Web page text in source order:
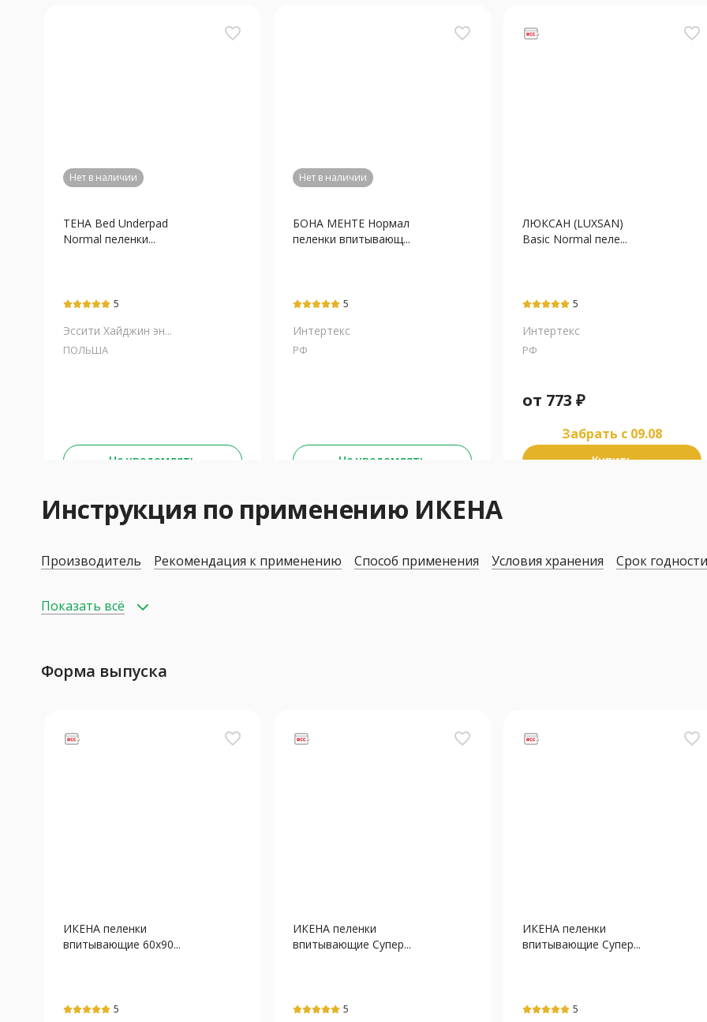
favorite_border
Нет в наличии
ТЕНА Bed Underpad
Normal пеленки...
5
Эссити Хайджин эн...
ПОЛЬША
Не уведомлять
favorite_border
Нет в наличии
БОНА МЕНТЕ Нормал
пеленки впитывающ...
5
Интертекс
РФ
Не уведомлять
favorite_border
ЛЮКСАН (LUXSAN)
Basic Normal пеле...
5
Интертекс
РФ
от 773 ₽
Забрать c 09.08
Купить
Инструкция по применению ИКЕНА
Производитель Рекомендация к применению Способ применения Условия хранения Срок годности
Показать всё
Форма выпуска
favorite_border
ИКЕНА пеленки
впитывающие 60х90...
5
favorite_border
ИКЕНА пеленки
впитывающие Супер...
5
favorite_border
ИКЕНА пеленки
впитывающие Супер...
5